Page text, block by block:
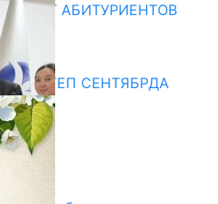
АБИТУРИЕНТОВ
МЕКТЕП СЕНТЯБРДА
сөзү